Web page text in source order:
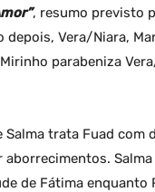
, resumo previsto
depois, Vera/Niara,
parabeniza
trata Fuad com
aborrecimentos.
de Fátima